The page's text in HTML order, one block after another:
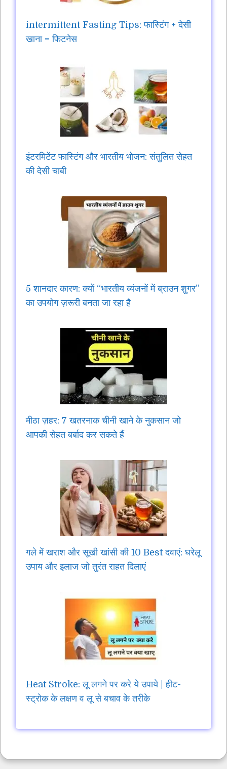
intermittent Fasting Tips: फास्टिंग + देसी
खाना = फिटनेस
इंटरमिटेंट फास्टिंग और भारतीय भोजन: संतुलित सेहत
की देसी चाबी
5 शानदार कारण: क्यों “भारतीय व्यंजनों में ब्राउन शुगर”
का उपयोग ज़रूरी बनता जा रहा है
मीठा ज़हर: 7 खतरनाक चीनी खाने के नुकसान जो
आपकी सेहत बर्बाद कर सकते हैं
गले में खराश और सूखी खांसी की 10 Best दवाएं: घरेलू
उपाय और इलाज जो तुरंत राहत दिलाएं
Heat Stroke: लू लगने पर करे ये उपाये | हीट-
स्ट्रोक के लक्षण व लू से बचाव के तरीके